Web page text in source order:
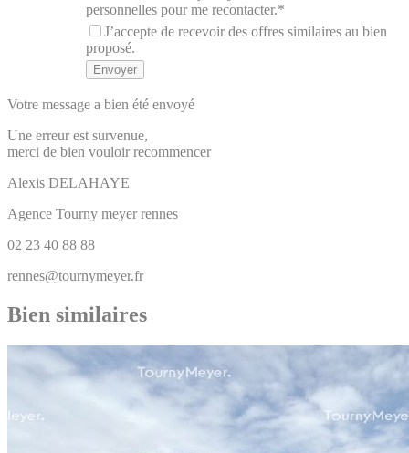
personnelles pour me recontacter.*
J’accepte de recevoir des offres similaires au bien
proposé.
Votre message a bien été envoyé
Une erreur est survenue,
merci de bien vouloir recommencer
Alexis DELAHAYE
Agence Tourny meyer rennes
02 23 40 88 88
rennes@tournymeyer.fr
Bien similaires